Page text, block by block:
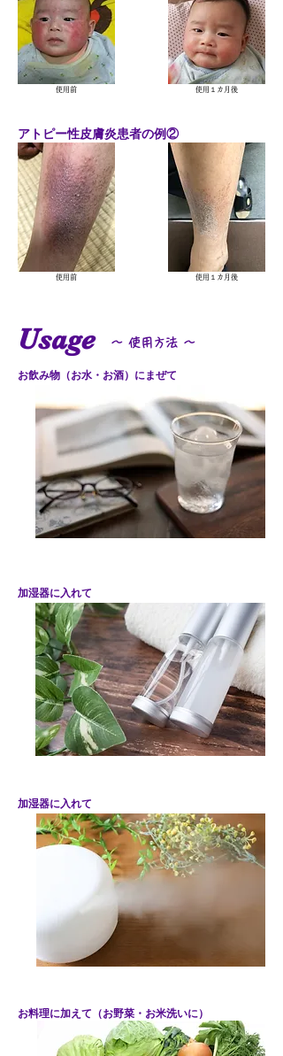
​使用前 使用１カ月後
アトピー性皮膚炎患者の例②
​使用前 使用１カ月後
Usage ​～ 使用方法 ～
お飲み物（お水・お酒）にまぜて
加湿器に入れて
加湿器に入れて
お料理に加えて（お野菜・お米洗いに）